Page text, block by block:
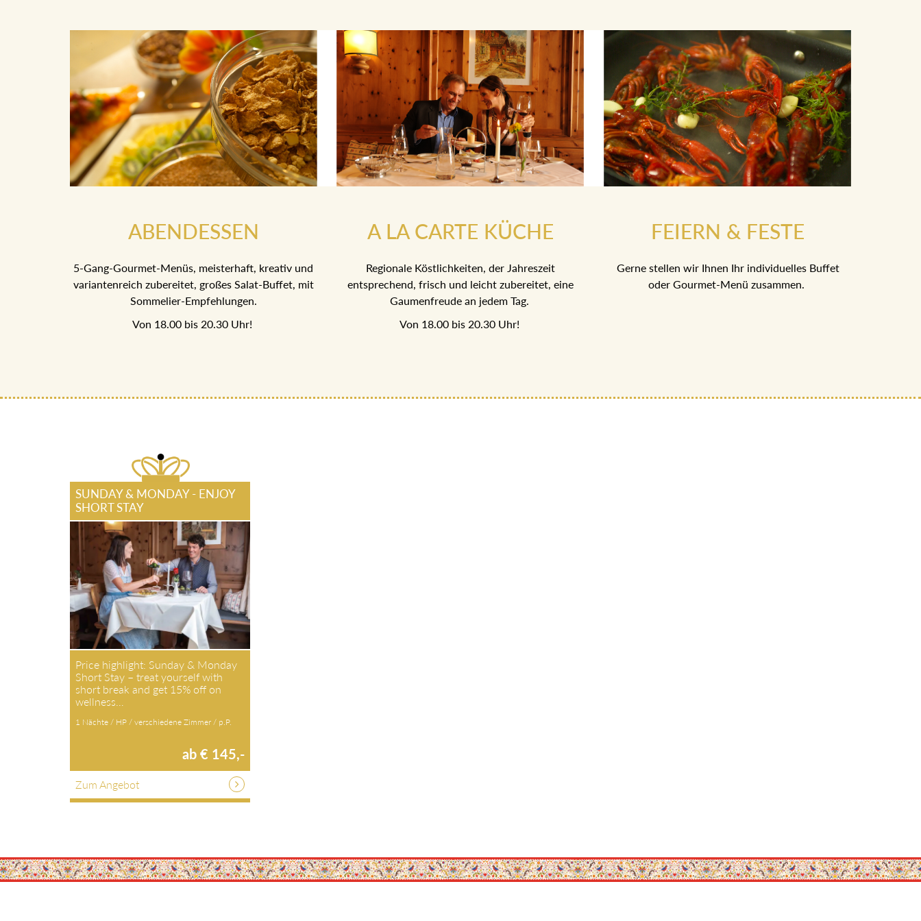
ABENDESSEN
5-Gang-Gourmet-Menüs, meisterhaft, kreativ und
variantenreich zubereitet, großes Salat-Buffet, mit
Sommelier-Empfehlungen.
Von 18.00 bis 20.30 Uhr!
A LA CARTE KÜCHE
Regionale Köstlichkeiten, der Jahreszeit
entsprechend, frisch und leicht zubereitet, eine
Gaumenfreude an jedem Tag.
Von 18.00 bis 20.30 Uhr!
FEIERN & FESTE
Gerne stellen wir Ihnen Ihr individuelles Buffet
oder Gourmet-Menü zusammen.
SUNDAY & MONDAY - ENJOY
SHORT STAY
Price highlight: Sunday & Monday
Short Stay – treat yourself with
short break and get 15% off on
wellness…
1 Nächte / HP / verschiedene Zimmer / p.P.
ab € 145,-
Zum Angebot